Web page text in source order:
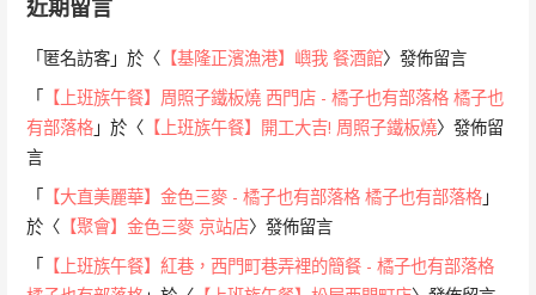
近期留言
「匿名訪客 」於〈 【基隆正濱漁港】嶼我 餐酒館〉發佈留言
「 【上班族午餐】周照子鐵板燒 西門店 - 橘子也有部落格 橘子也
有部落格 」於〈 【上班族午餐】開工大吉! 周照子鐵板燒〉發佈留
言
「 【大直美麗華】金色三麥 - 橘子也有部落格 橘子也有部落格 」
於〈 【聚會】金色三麥 京站店〉發佈留言
「 【上班族午餐】紅巷，西門町巷弄裡的簡餐 - 橘子也有部落格